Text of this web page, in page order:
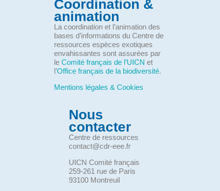
Coordination &
animation
La coordination et l’animation des
bases d’informations du Centre de
ressources espèces exotiques
envahissantes sont assurées par
le Comité français de l’UICN et
l’Office français de la biodiversité.
Mentions légales & Cookies
Nous
contacter
Centre de ressources
contact@cdr-eee.fr
UICN Comité français
259-261 rue de Paris
93100 Montreuil